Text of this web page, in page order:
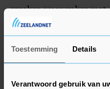
Toestemming Details
Verantwoord gebruik van
spreken weer vaker
gereisd en er worden
geschrapt die
voorkomen.
Delta-variant om zich